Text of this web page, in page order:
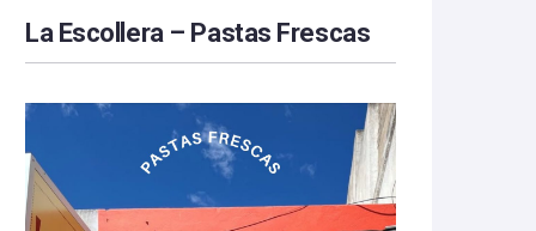
La Escollera – Pastas Frescas